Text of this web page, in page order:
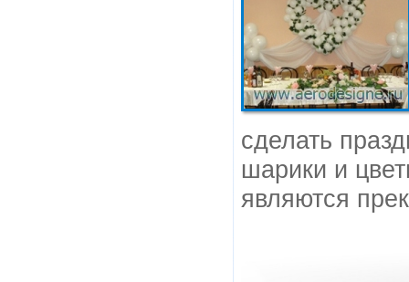
сделать
шарики и
являются